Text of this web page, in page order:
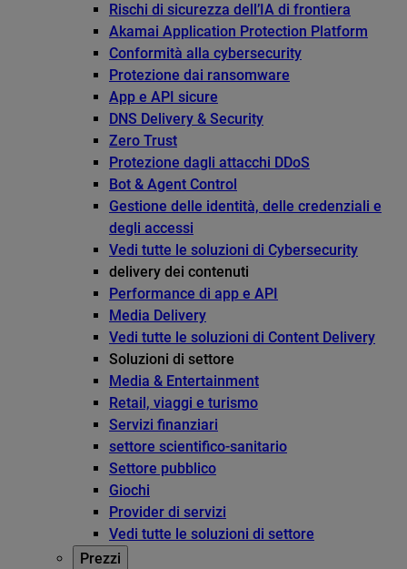
Rischi di sicurezza dell’IA di frontiera
Akamai Application Protection Platform
Conformità alla cybersecurity
Protezione dai ransomware
App e API sicure
DNS Delivery & Security
Zero Trust
Protezione dagli attacchi DDoS
Bot & Agent Control
Gestione delle identità, delle credenziali e
degli accessi
Vedi tutte le soluzioni di Cybersecurity
delivery dei contenuti
Performance di app e API
Media Delivery
Vedi tutte le soluzioni di Content Delivery
Soluzioni di settore
Media & Entertainment
Retail, viaggi e turismo
Servizi finanziari
settore scientifico-sanitario
Settore pubblico
Giochi
Provider di servizi
Vedi tutte le soluzioni di settore
Prezzi